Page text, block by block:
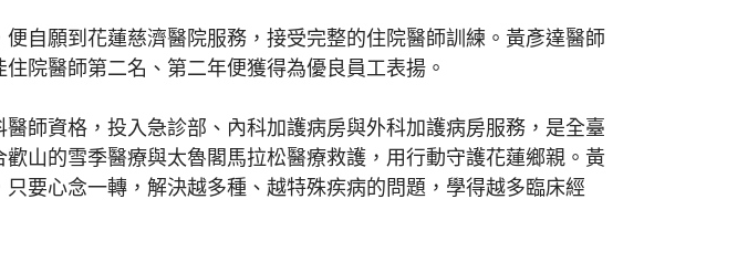
願到花蓮慈濟醫院服務，接受完整的住院醫師訓練。黃彥達醫師
院醫師第二名、第二年便獲得為優良員工表揚。
資格，投入急診部、內科加護病房與外科加護病房服務，是全臺
山的雪季醫療與太魯閣馬拉松醫療救護，用行動守護花蓮鄉親。黃
要心念一轉，解決越多種、越特殊疾病的問題，學得越多臨床經